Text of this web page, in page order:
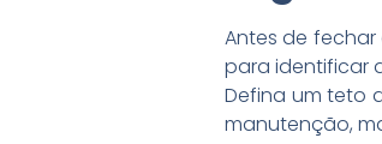
Antes de
para identificar
Defina um teto
manutenção,